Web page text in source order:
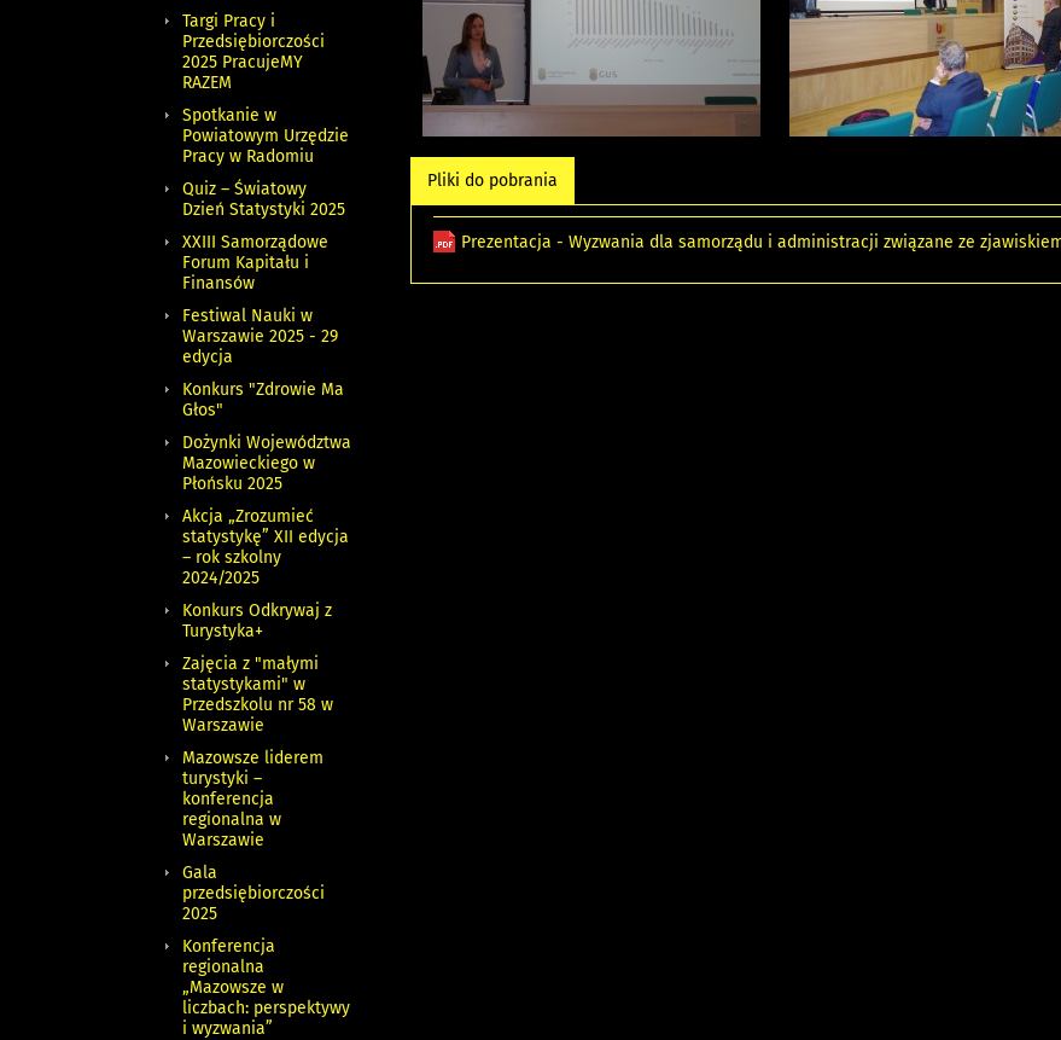
Pliki do pobrania
Prezentacja - Wyzwania dla samorządu i administracji związane ze
Targi Pracy i
Przedsiębiorczości
2025 PracujeMY
RAZEM
Spotkanie w
Powiatowym Urzędzie
Pracy w Radomiu
Quiz – Światowy
Dzień Statystyki 2025
XXIII Samorządowe
Forum Kapitału i
Finansów
Festiwal Nauki w
Warszawie 2025 - 29
edycja
Konkurs "Zdrowie Ma
Głos"
Dożynki Województwa
Mazowieckiego w
Płońsku 2025
Akcja „Zrozumieć
statystykę” XII edycja
– rok szkolny
2024/2025
Konkurs Odkrywaj z
Turystyka+
Zajęcia z "małymi
statystykami" w
Przedszkolu nr 58 w
Warszawie
Mazowsze liderem
turystyki –
konferencja
regionalna w
Warszawie
Gala
przedsiębiorczości
2025
Konferencja
regionalna
„Mazowsze w
liczbach: perspektywy
i wyzwania”